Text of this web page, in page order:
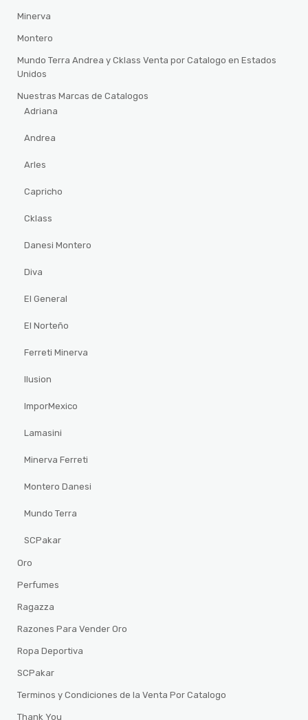
Minerva
Montero
Mundo Terra Andrea y Cklass Venta por Catalogo en Estados
Unidos
Nuestras Marcas de Catalogos
Adriana
Andrea
Arles
Capricho
Cklass
Danesi Montero
Diva
El General
El Norteño
Ferreti Minerva
Ilusion
ImporMexico
Lamasini
Minerva Ferreti
Montero Danesi
Mundo Terra
SCPakar
Oro
Perfumes
Ragazza
Razones Para Vender Oro
Ropa Deportiva
SCPakar
Terminos y Condiciones de la Venta Por Catalogo
Thank You